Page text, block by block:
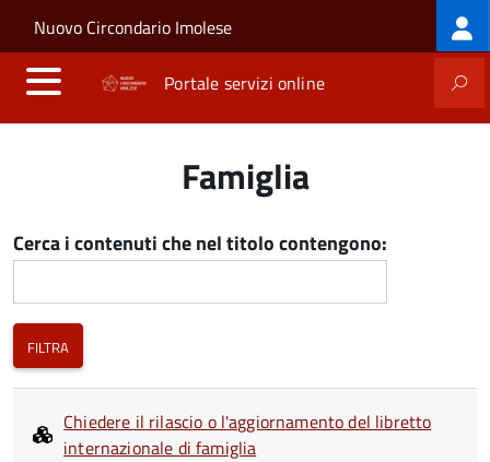
Salta al contenuto principale
Skip to site navigation
Nuovo Circondario Imolese
Portale servizi online
Famiglia
Cerca i contenuti che nel titolo contengono:
Chiedere il rilascio o l'aggiornamento del libretto
internazionale di famiglia